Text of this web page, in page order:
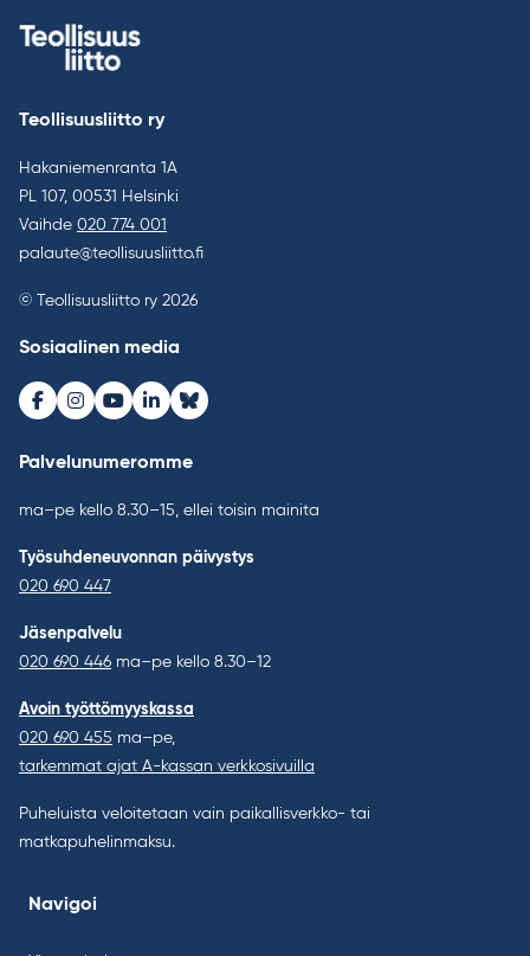
Teollisuusliitto ry
Hakaniemenranta 1A
PL 107, 00531 Helsinki
Vaihde 020 774 001
palaute@teollisuusliitto.fi
© Teollisuusliitto ry 2026
Sosiaalinen media
Facebook
Instagram
Youtube
LinkedInBluesky
Palvelunumeromme
ma–pe kello 8.30–15, ellei toisin mainita
Työsuhdeneuvonnan päivystys
020 690 447
Jäsenpalvelu
020 690 446 ma–pe kello 8.30–12
Avoin työttömyyskassa
020 690 455 ma–pe,
tarkemmat ajat A-kassan verkkosivuilla
Puheluista veloitetaan vain paikallisverkko- tai
matkapuhelinmaksu.
Navigoi